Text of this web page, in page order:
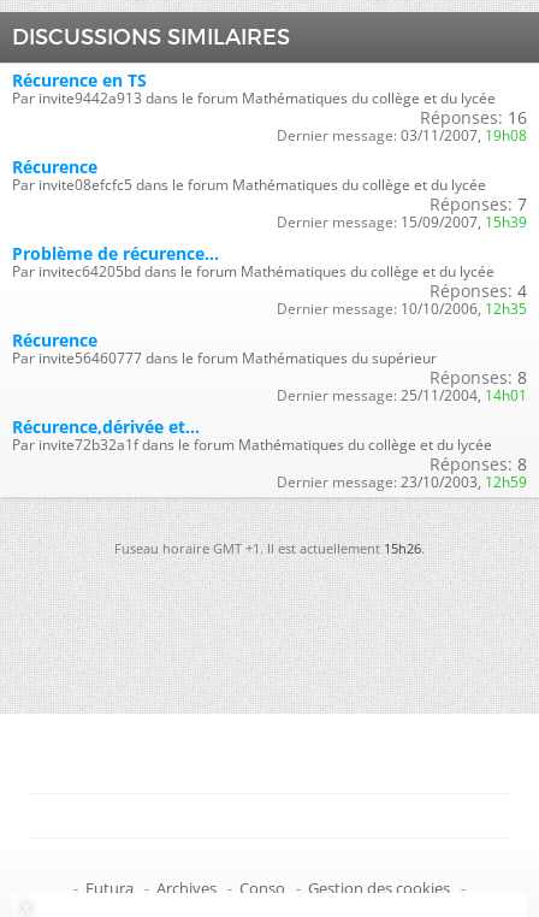
DISCUSSIONS SIMILAIRES
Récurence en TS
Par invite9442a913 dans le forum Mathématiques du collège et du lycée
Réponses: 16
Dernier message: 03/11/2007, 19h08
Récurence
Par invite08efcfc5 dans le forum Mathématiques du collège et du lycée
Réponses: 7
Dernier message: 15/09/2007, 15h39
Problème de récurence...
Par invitec64205bd dans le forum Mathématiques du collège et du lycée
Réponses: 4
Dernier message: 10/10/2006, 12h35
Récurence
Par invite56460777 dans le forum Mathématiques du supérieur
Réponses: 8
Dernier message: 25/11/2004, 14h01
Récurence,dérivée et...
Par invite72b32a1f dans le forum Mathématiques du collège et du lycée
Réponses: 8
Dernier message: 23/10/2003, 12h59
Fuseau horaire GMT +1. Il est actuellement15h26.
- Futura - Archives - Conso - Gestion des cookies -